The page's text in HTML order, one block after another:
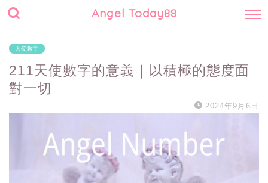
Angel Today88
天使數字
211天使數字的意義｜以積極的態度面
對一切
2024年9月6日